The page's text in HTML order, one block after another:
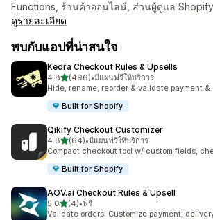
Functions, ร้านค้าออนไลน์, ส่วนผู้ดูแล Shopify
ดูรายละเอียด
พบกับแอปที่น่าสนใจ
Kedra Checkout Rules & Upsells
4.8เต็ม 5 ดาว
(496)
ทั้งหมด 496 รีวิว
•มีแผนฟรีให้บริการ
Hide, rename, reorder & validate payment &
Built for Shopify
Qikify Checkout Customizer
4.8เต็ม 5 ดาว
(64)
ทั้งหมด 64 รีวิว
•มีแผนฟรีให้บริการ
Compact checkout tool w/ custom fields,
Built for Shopify
AOV.ai Checkout Rules & Upsell
5.0เต็ม 5 ดาว
(4)
ทั้งหมด 4 รีวิว
•ฟรี
Validate orders. Customize payment,